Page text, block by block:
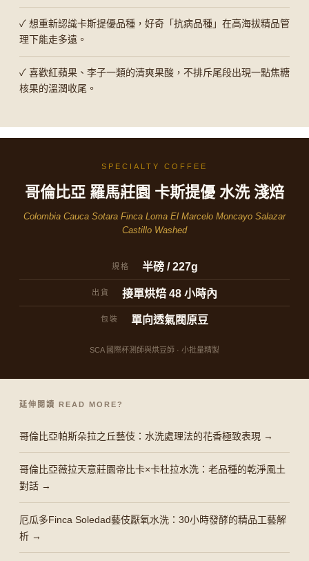
✓ 想重新認識卡斯提優品種，好奇「抗病品種」在高海拔精品管
理下能走多遠。
✓ 喜歡紅蘋果、李子一類的清爽果酸，不排斥尾段出現一點焦糖
核果的溫潤收尾。
SPECIALTY COFFEE
哥倫比亞 羅馬莊園 卡斯提優 水洗 淺焙
Colombia Cauca Sotara Finca Loma El Marcelo Moncayo Salazar
Castillo Washed
規格 半磅 / 227g
出貨 接單烘焙 48 小時內
包裝 單向透氣閥原豆
SCA 國際杯測師與烘豆師 · 小批量精製
延伸閱讀 READ MORE?
哥倫比亞帕斯朵拉之丘藝伎：水洗處理法的花香極致表現 →
哥倫比亞薇拉天意莊園帝比卡×卡杜拉水洗：老品種的乾淨風土
對話 →
厄瓜多Finca Soledad藝伎厭氧水洗：30小時發酵的精品工藝解
析 →